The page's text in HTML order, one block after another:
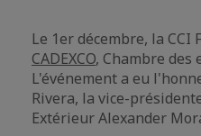
Le 1er décembre, la
CADEXCO, Chambre
L'événement a eu
Rivera, la vice-
Extérieur Alexander